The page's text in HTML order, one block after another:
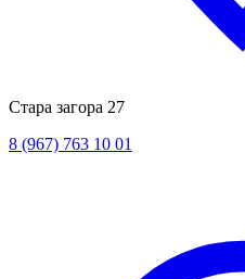
Стара загора 27
8 (967) 763 10 01